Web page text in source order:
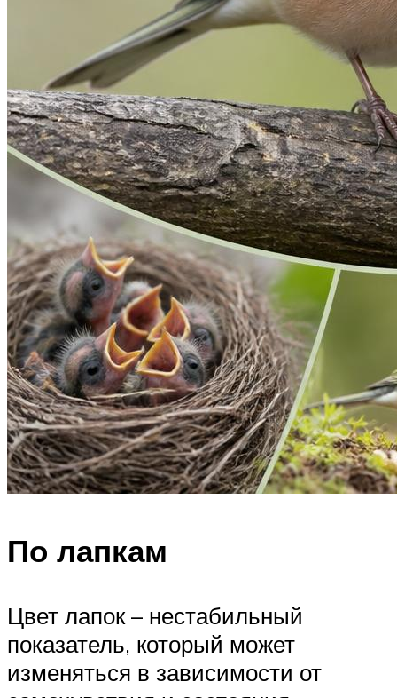
По лапкам
Цвет лапок – нестабильный
показатель, который может
изменяться в зависимости от